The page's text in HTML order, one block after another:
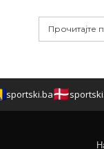
Прочитајте
sportski.ba